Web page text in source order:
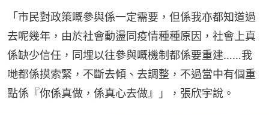
「市民對政策嘅參與係一定需要，但係我亦都知道過
去呢幾年，由於社會動盪同疫情種種原因，社會上真
係缺少信任，同埋以往參與嘅機制都係要重建……我
哋都係摸索緊，不斷去傾、去調整，不過當中有個重
點係『你係真做，係真心去做』」，張欣宇說。